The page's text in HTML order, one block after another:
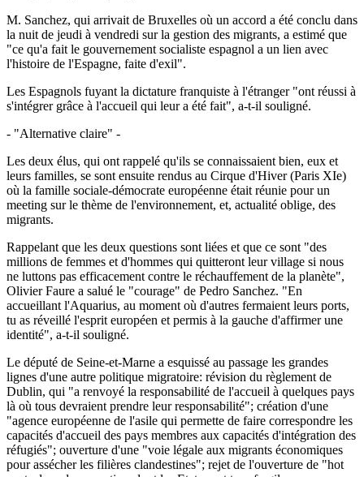
M. Sanchez, qui arrivait de Bruxelles où un accord a été conclu dans
la nuit de jeudi à vendredi sur la gestion des migrants, a estimé que
"ce qu'a fait le gouvernement socialiste espagnol a un lien avec
l'histoire de l'Espagne, faite d'exil".
Les Espagnols fuyant la dictature franquiste à l'étranger "ont réussi à
s'intégrer grâce à l'accueil qui leur a été fait", a-t-il souligné.
- "Alternative claire" -
Les deux élus, qui ont rappelé qu'ils se connaissaient bien, eux et
leurs familles, se sont ensuite rendus au Cirque d'Hiver (Paris XIe)
où la famille sociale-démocrate européenne était réunie pour un
meeting sur le thème de l'environnement, et, actualité oblige, des
migrants.
Rappelant que les deux questions sont liées et que ce sont "des
millions de femmes et d'hommes qui quitteront leur village si nous
ne luttons pas efficacement contre le réchauffement de la planète",
Olivier Faure a salué le "courage" de Pedro Sanchez. "En
accueillant l'Aquarius, au moment où d'autres fermaient leurs ports,
tu as réveillé l'esprit européen et permis à la gauche d'affirmer une
identité", a-t-il souligné.
Le député de Seine-et-Marne a esquissé au passage les grandes
lignes d'une autre politique migratoire: révision du règlement de
Dublin, qui "a renvoyé la responsabilité de l'accueil à quelques pays
là où tous devraient prendre leur responsabilité"; création d'une
"agence européenne de l'asile qui permette de faire correspondre les
capacités d'accueil des pays membres aux capacités d'intégration des
réfugiés"; ouverture d'une "voie légale aux migrants économiques
pour assécher les filières clandestines"; rejet de l'ouverture de "hot